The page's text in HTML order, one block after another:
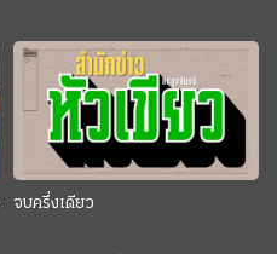
จบครึ่งเดียว